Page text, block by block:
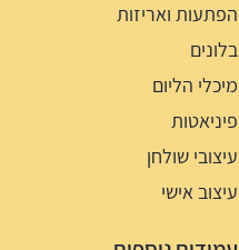
הפתעות ואריזות
בלונים
מיכלי הליום
פיניאטות
עיצובי שולחן
עיצוב אישי